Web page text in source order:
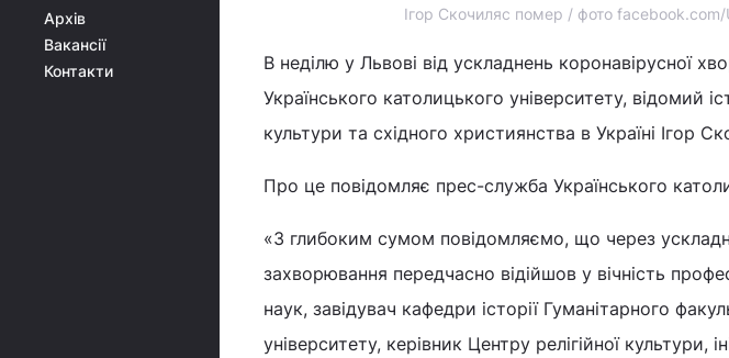
Архів
Вакансії
Контакти
Ігор Скочиляс помер / фото
В неділю у Львові від ускладнень коронавірусної
Українського католицького університету, відомий
культури та східного християнства в Україні Ігор
Про це повідомляє прес-служба Українського
«З глибоким сумом повідомляємо, що через
захворювання передчасно відійшов у вічність
наук, завідувач кафедри історії Гуманітарного
університету, керівник Центру релігійної культури,